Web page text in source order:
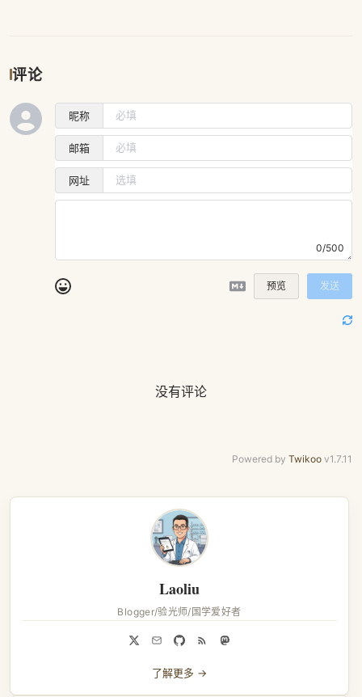
评论
昵称
邮箱
网址
0/500
预览 发送
没有评论
Powered by Twikoo v1.7.11
Laoliu
Blogger/验光师/国学爱好者
了解更多 →